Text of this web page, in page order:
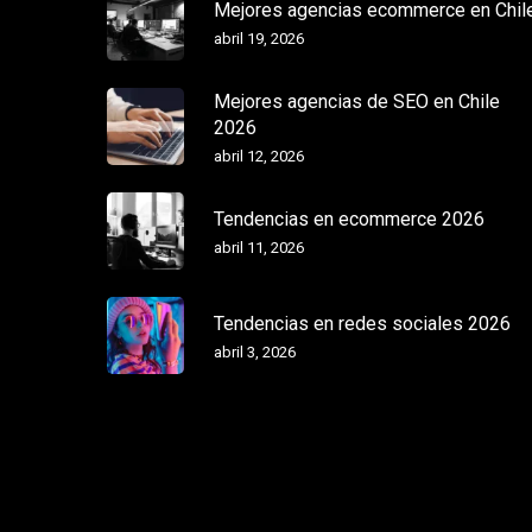
Mejores agencias ecommerce en
abril 19, 2026
Mejores agencias de SEO en Chile
2026
abril 12, 2026
Tendencias en ecommerce 2026
abril 11, 2026
Tendencias en redes sociales 2026
abril 3, 2026